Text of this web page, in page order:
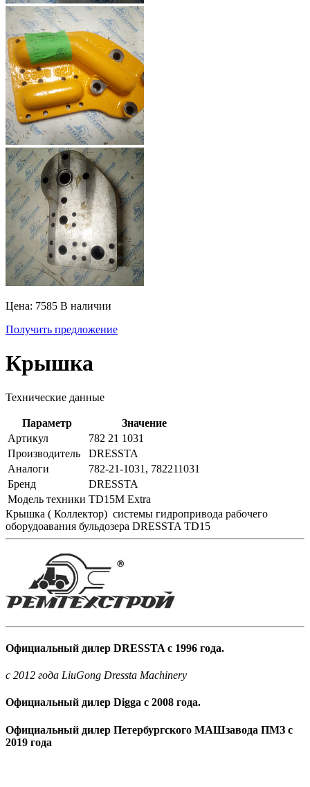
Цена: 7585 В наличии
Получить предложение
Крышка
Технические данные
Параметр
Значение
Артикул
782 21 1031
Производитель
DRESSTA
Аналоги
782-21-1031, 782211031
Бренд
DRESSTA
Модель техники TD15M Extra
Крышка ( Коллектор) системы гидропривода рабочего
оборудоавания бульдозера DRESSTA TD15
Официальный дилер DRESSTA с 1996 года.
c 2012 года LiuGong Dressta Machinery
Официальный дилер Digga с 2008 года.
Официальный дилер Петербургского МАШзавода ПМЗ с
2019 года